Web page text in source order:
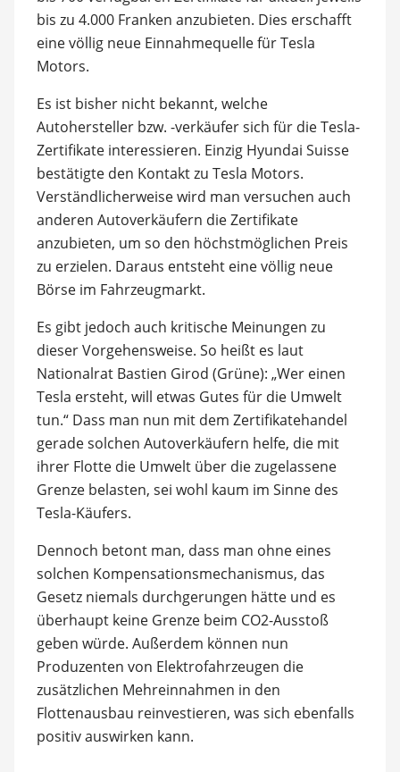
bis zu 4.000 Franken anzubieten. Dies erschafft
eine völlig neue Einnahmequelle für Tesla
Motors.
Es ist bisher nicht bekannt, welche
Autohersteller bzw. -verkäufer sich für die Tesla-
Zertifikate interessieren. Einzig Hyundai Suisse
bestätigte den Kontakt zu Tesla Motors.
Verständlicherweise wird man versuchen auch
anderen Autoverkäufern die Zertifikate
anzubieten, um so den höchstmöglichen Preis
zu erzielen. Daraus entsteht eine völlig neue
Börse im Fahrzeugmarkt.
Es gibt jedoch auch kritische Meinungen zu
dieser Vorgehensweise. So heißt es laut
Nationalrat Bastien Girod (Grüne): „Wer einen
Tesla ersteht, will etwas Gutes für die Umwelt
tun.“ Dass man nun mit dem Zertifikatehandel
gerade solchen Autoverkäufern helfe, die mit
ihrer Flotte die Umwelt über die zugelassene
Grenze belasten, sei wohl kaum im Sinne des
Tesla-Käufers.
Dennoch betont man, dass man ohne eines
solchen Kompensationsmechanismus, das
Gesetz niemals durchgerungen hätte und es
überhaupt keine Grenze beim CO2-Ausstoß
geben würde. Außerdem können nun
Produzenten von Elektrofahrzeugen die
zusätzlichen Mehreinnahmen in den
Flottenausbau reinvestieren, was sich ebenfalls
positiv auswirken kann.